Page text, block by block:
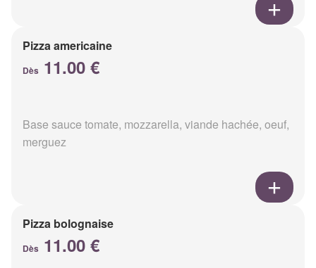
Pizza americaine
Dès 11.00 €
Base sauce tomate, mozzarella, viande hachée, oeuf,
merguez
Pizza bolognaise
Dès 11.00 €